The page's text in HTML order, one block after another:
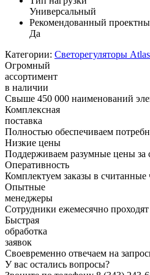
Универсальный
Рекомендованный
Да
Категории: Светорегуляторы
Огромный
ассортимент
в наличии
Свыше 450 000 наименований
Комплексная
поставка
Полностью обеспечиваем
Низкие цены
Поддерживаем разумные цены за
Оперативность
Комплектуем заказы в
Опытные
менеджеры
Сотрудники ежемесячно
Быстрая
обработка
заявок
Своевременно отвечаем на
У вас остались вопросы?